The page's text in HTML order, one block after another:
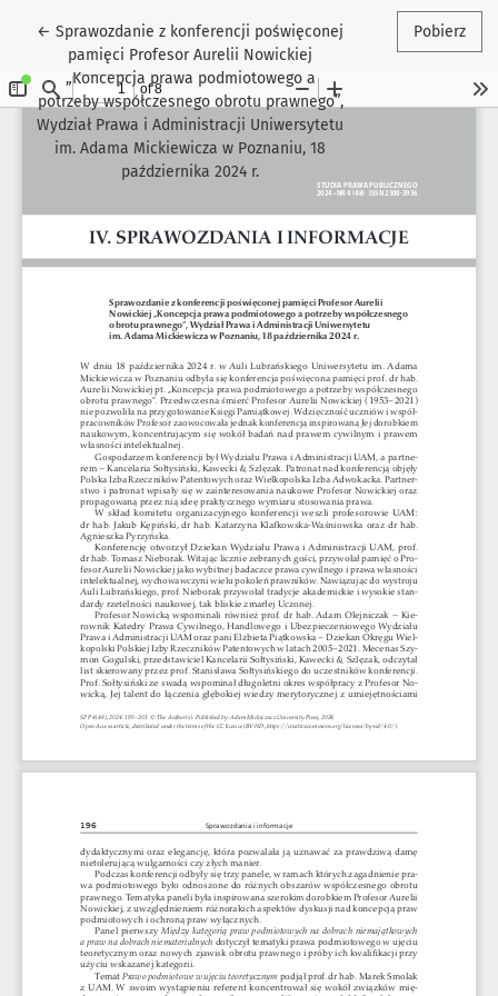
←Wróć do szczegółów artykułu
Sprawozdanie z konferencji poświęconej
pamięci Profesor Aurelii Nowickiej
„Koncepcja prawa podmiotowego a
potrzeby współczesnego obrotu prawnego”,
Wydział Prawa i Administracji Uniwersytetu
im. Adama Mickiewicza w Poznaniu, 18
października 2024 r.
Pobierz